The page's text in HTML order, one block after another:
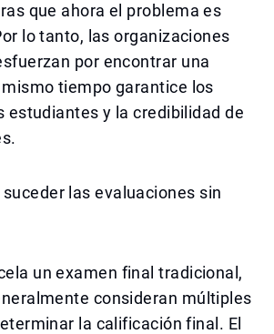
que ahora el problema es
lo tanto, las organizaciones
por encontrar una
tiempo garantice los
estudiantes y la credibilidad de
las evaluaciones sin
un examen final tradicional,
consideran múltiples
la calificación final. El